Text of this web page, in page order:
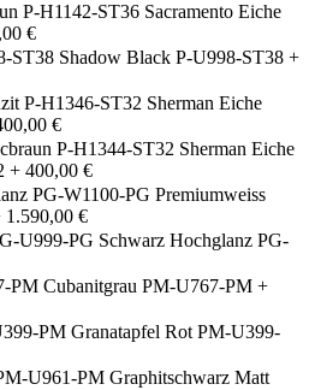
Sacramento Eiche
€
Shadow Black P-U998-ST38 +
Sherman Eiche
€
Sherman Eiche
+ 400,00 €
Premiumweiss
1.590,00 €
Schwarz Hochglanz PG-
Cubanitgrau PM-U767-PM +
Granatapfel Rot PM-U399-
Graphitschwarz Matt